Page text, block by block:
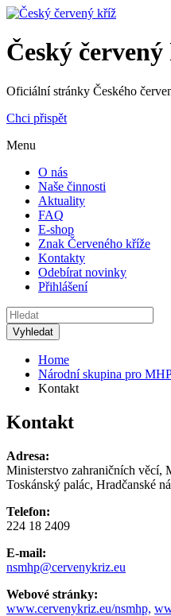
Český
Oficiální stránky Českého
Chci přispět
Menu
O nás
Naše činnosti
Aktuality
FAQ
E-shop
Znak Červeného kříže
Kontakty
Odebírat novinky
Přihlášení
Home
Národní skupina pro
Kontakt
Kontakt
Adresa:
Ministerstvo zahraničních věcí,
Toskánský palác, Hradčanské
Telefon:
224 18 2409
E-mail:
nsmhp@cervenykriz.eu
Webové stránky:
www.cervenykriz.eu/nsmhp,